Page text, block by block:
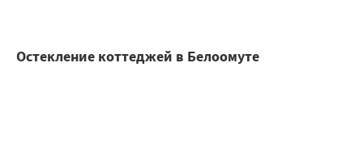
Остекление коттеджей в Белоомуте